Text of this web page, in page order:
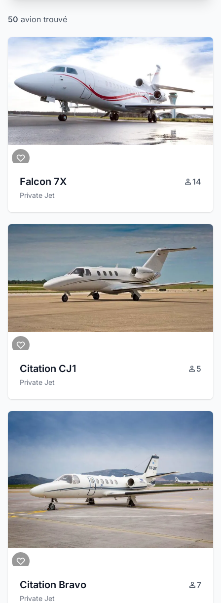
50 avion trouvé
Falcon 7X 14
Private Jet
Citation CJ1 5
Private Jet
Citation Bravo 7
Private Jet